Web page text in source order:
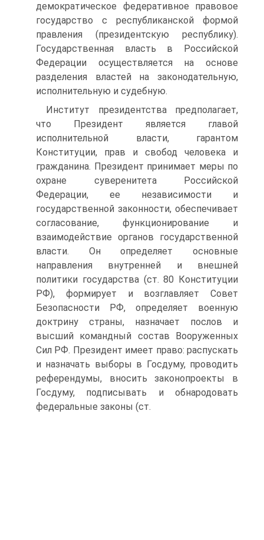
демократическое федеративное правовое
государство с республиканской формой
правления (президентскую республику).
Государственная власть в Российской
Федерации осуществляется на основе
разделения властей на законодательную,
исполнительную и судебную.
Институт президентства предполагает,
что Президент является главой
исполнительной власти, гарантом
Конституции, прав и свобод человека и
гражданина. Президент принимает меры по
охране суверенитета Российской
Федерации, ее независимости и
государственной законности, обеспечивает
согласование, функционирование и
взаимодействие органов государственной
власти. Он определяет основные
направления внутренней и внешней
политики государства (ст. 80 Конституции
РФ), формирует и возглавляет Совет
Безопасности РФ, определяет военную
доктрину страны, назначает послов и
высший командный состав Вооруженных
Сил РФ. Президент имеет право: распускать
и назначать выборы в Госдуму, проводить
референдумы, вносить законопроекты в
Госдуму, подписывать и обнародовать
федеральные законы (ст.